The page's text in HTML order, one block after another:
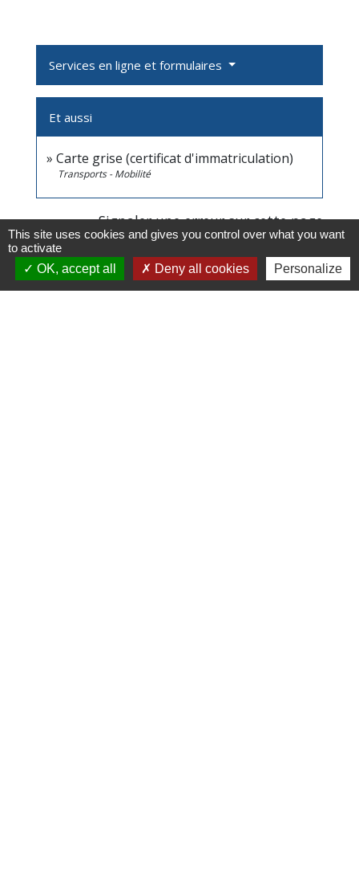
Services en ligne et formulaires
Et aussi
Carte grise (certificat d'immatriculation)
Transports - Mobilité
Signaler une erreur sur cette page
This site uses cookies and gives you control over what you want
to activate
OK, accept all
Deny all cookies Personalize